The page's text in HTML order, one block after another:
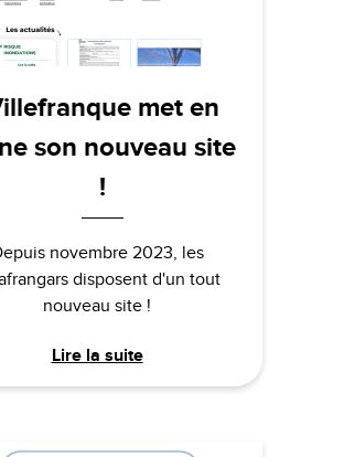
met en
son nouveau site
!
novembre 2023, les
disposent d'un tout
nouveau site !
Lire la suite